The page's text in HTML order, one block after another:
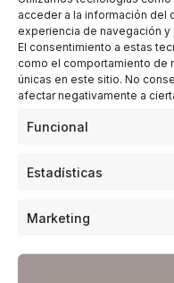
acceder a la información del
experiencia de navegación
El consentimiento a estas
como el comportamiento de
únicas en este sitio. No
afectar negativamente a
Funcional
Estadísticas
Marketing
28/05/2020
3 MINUTOS DE